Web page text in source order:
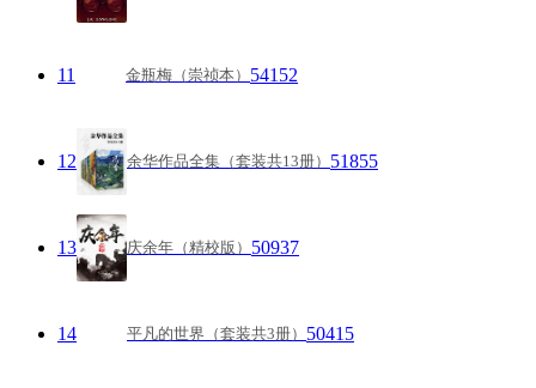
11 金瓶梅（崇祯本） 54152
12 余华作品全集（套装共13册） 51855
13 庆余年（精校版） 50937
14 平凡的世界（套装共3册） 50415